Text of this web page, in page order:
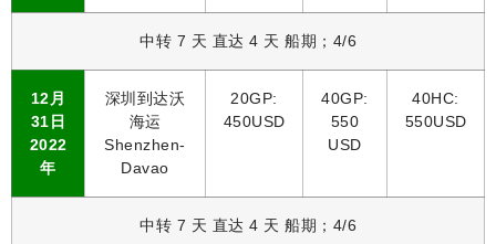
中转 7 天 直达 4 天 船期；4/6
12月
31日
2022
年
深圳到达沃
海运
Shenzhen-
Davao
20GP:
450USD
40GP:
550
USD
40HC:
550USD
中转 7 天 直达 4 天 船期；4/6